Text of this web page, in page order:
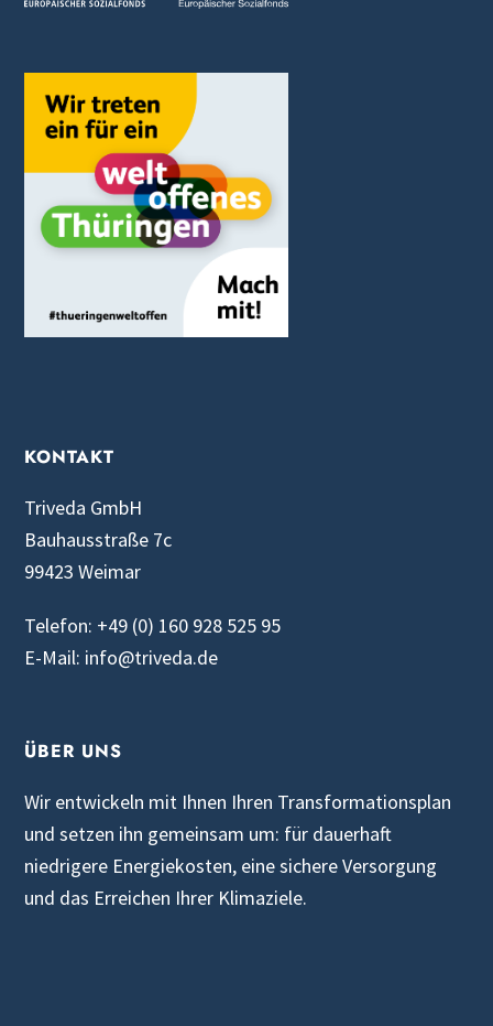
KONTAKT
Triveda GmbH
Bauhausstraße 7c
99423 Weimar
Telefon: +49 (0) 160 928 525 95
E-Mail: info@triveda.de
ÜBER UNS
Wir entwickeln mit Ihnen Ihren Transformationsplan
und setzen ihn gemeinsam um: für dauerhaft
niedrigere Energiekosten, eine sichere Versorgung
und das Erreichen Ihrer Klimaziele.